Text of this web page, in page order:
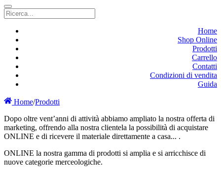
Home
Shop Online
Prodotti
Carrello
Contatti
Condizioni di vendita
Guida
Home/Prodotti
Dopo oltre vent’anni di attività abbiamo ampliato la nostra offerta di
marketing, offrendo alla nostra clientela la possibilità di acquistare
ONLINE e di ricevere il materiale direttamente a casa... .
ONLINE la nostra gamma di prodotti si amplia e si arricchisce di
nuove categorie merceologiche.